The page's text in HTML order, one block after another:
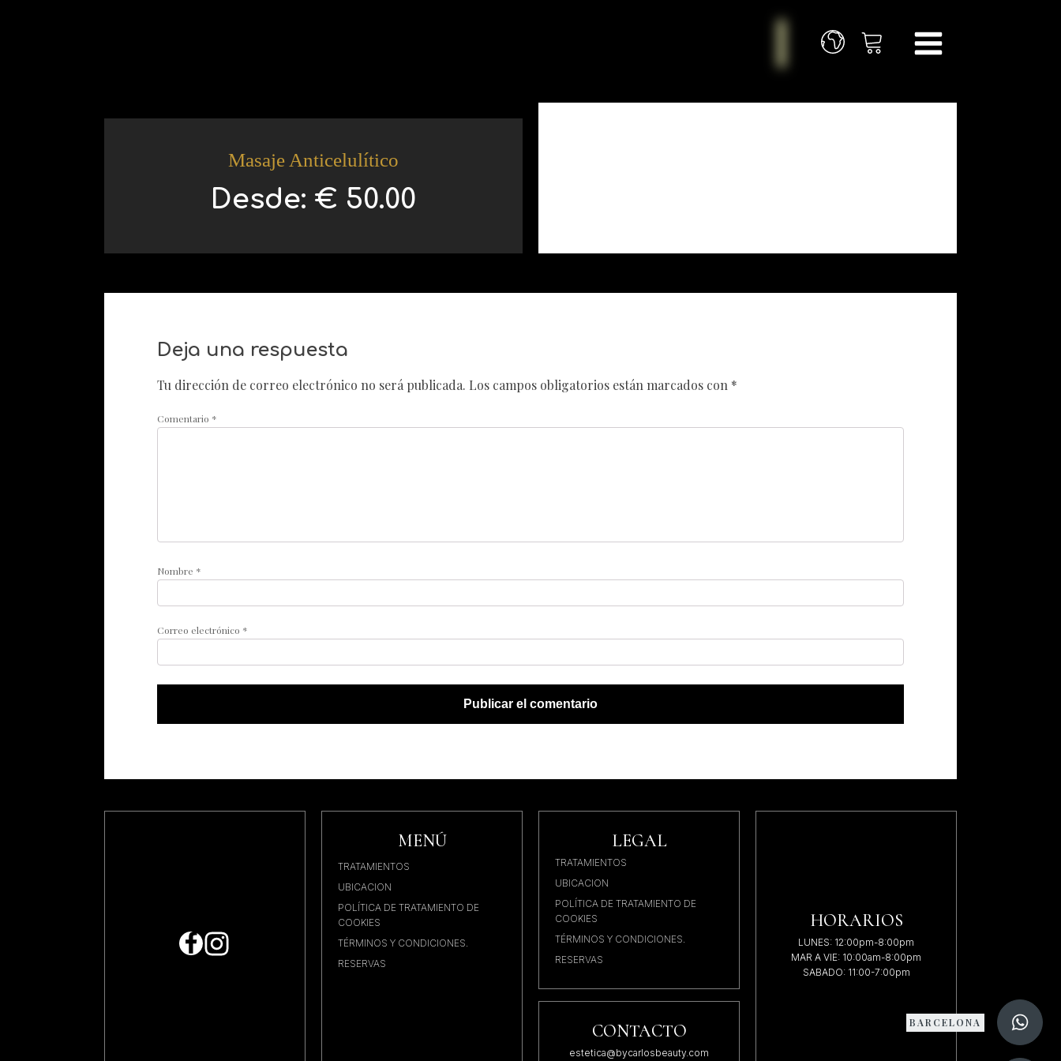
Masaje Anticelulítico
Desde: € 50.00
Deja una respuesta
Tu dirección de correo electrónico no será publicada. Los campos obligatorios están marcados con *
Comentario *
Nombre *
Correo electrónico *
MENÚ
TRATAMIENTOS
UBICACION
POLÍTICA DE TRATAMIENTO DE
COOKIES
TÉRMINOS Y CONDICIONES.
RESERVAS
LEGAL
TRATAMIENTOS
UBICACION
POLÍTICA DE TRATAMIENTO DE
COOKIES
TÉRMINOS Y CONDICIONES.
RESERVAS
CONTACTO
estetica@bycarlosbeauty.com
HORARIOS
LUNES: 12:00pm-8:00pm
MAR A VIE: 10:00am-8:00pm
SABADO: 11:00-7:00pm
BARCELONA